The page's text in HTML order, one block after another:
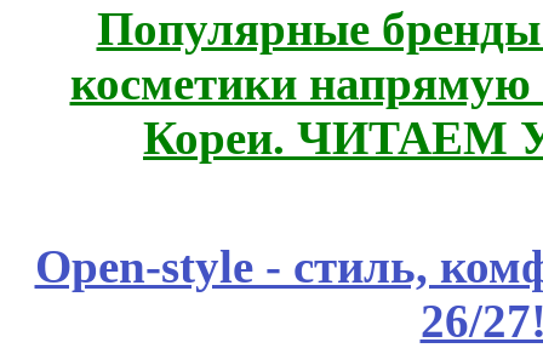
Популярные
косметики
Кореи. ЧИТАЕМ
Open-style - стиль,
26/